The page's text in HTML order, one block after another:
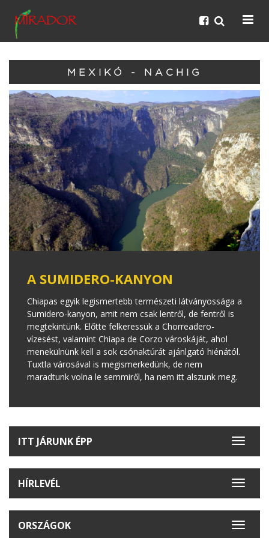
MEXIKÓ - NACHIG
A SUMIDERO-KANYON
Chiapas egyik legismertebb természeti látványossága a
Sumidero-kanyon, amit nem csak lentről, de fentről is
megtekintünk. Előtte felkeressük a Chorreadero-
vízesést, valamint Chiapa de Corzo városkáját, ahol
menekülnünk kell a sok csónaktúrát ajánlgató hiénától.
Tuxtla városával is megismerkedünk, de nem
maradtunk volna le semmiről, ha nem itt alszunk meg.
Toggle
ITT JÁRUNK ÉPP
Toggle
HÍRLEVÉL
Toggle
ORSZÁGOK